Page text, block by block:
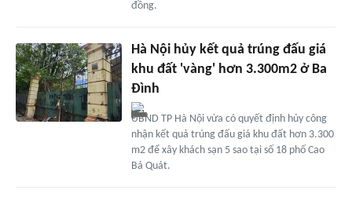
đồng.
Hà Nội hủy kết quả trúng đấu giá
khu đất 'vàng' hơn 3.300m2 ở Ba
Đình
UBND TP Hà Nội vừa có quyết định hủy công
nhận kết quả trúng đấu giá khu đất hơn 3.300
m2 để xây khách sạn 5 sao tại số 18 phố Cao
Bá Quát.